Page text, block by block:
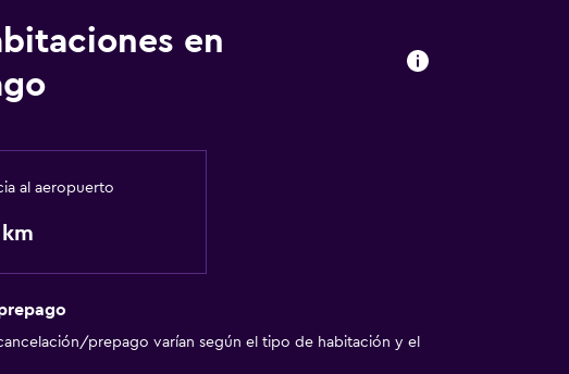
en
al aeropuerto
prepago varían según el tipo de habitación y el